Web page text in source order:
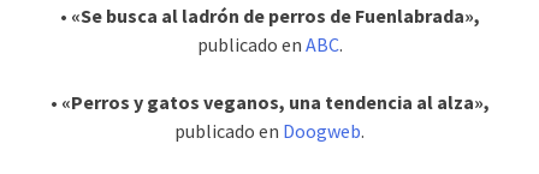
• «Se busca al ladrón de perros de Fuenlabrada»,
publicado en ABC.
• «Perros y gatos veganos, una tendencia al alza»,
publicado en Doogweb.